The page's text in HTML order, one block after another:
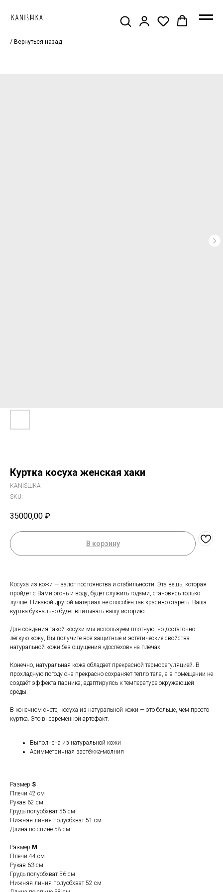
/ Вернуться назад
Куртка косуха женская хаки
KANISШKA
SKU:
35000,00 ₽
В корзину
Косуха из кожи — залог постоянства и стабильности. Эта вещь, которая
пройдет с Вами огонь и воду, будет служить годами, становясь только
лучше. Никакой другой материал не способен так красиво стареть. Ваша
куртка буквально будет впитывать вашу историю.
Для создания такой косухи мы используем плотную, но достаточно
лёгкую кожу, Вы получите все защитные и эстетические свойства
натуральной кожи без ощущения «доспехов» на плечах.
Конечно, натуральная кожа обладает прекрасной терморегуляцией. В
прохладную погоду она прекрасно сохраняет тепло тела, а в помещении не
создаёт эффекта парника, адаптируясь к температуре окружающей
среды.
В конечном счете, косуха из натуральной кожи — это больше, чем просто
куртка. Это вневременной артефакт.
Выполнена из натуральной кожи
Асимметричная застёжка-молния
Размер S
Плечи 42 см
Рукав 62 см
Грудь полуобхват 55 см
Нижняя линия полуобхват 51 см
Длина по спине 58 см
Размер М
Плечи 44 см
Рукав 63 см
Грудь полуобхват 56 см
Нижняя линия полуобхват 52 см